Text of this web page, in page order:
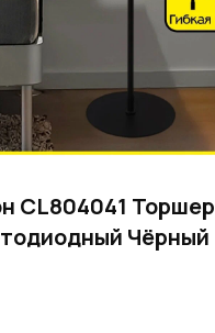
CL804041 Торшер
Чёрный